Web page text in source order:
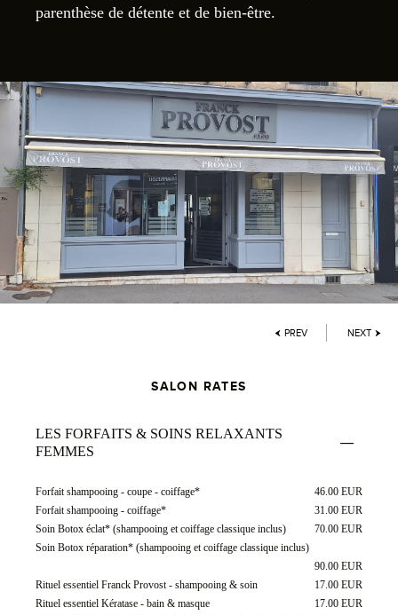
parenthèse de détente et de bien-être.
PREV NEXT
SALON RATES
LES FORFAITS & SOINS RELAXANTS
FEMMES
Forfait shampooing - coupe - coiffage*
46.00 EUR
Forfait shampooing - coiffage*
31.00 EUR
Soin Botox éclat* (shampooing et coiffage classique inclus)
70.00 EUR
Soin Botox réparation* (shampooing et coiffage classique inclus)
90.00 EUR
Rituel essentiel Franck Provost - shampooing & soin
17.00 EUR
Rituel essentiel Kératase - bain & masque
17.00 EUR